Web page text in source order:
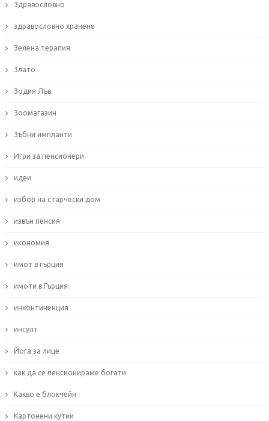
Здравословно
здравословно хранене
Зелена терапия
Злато
Зодия Лъв
Зоомагазин
Зъбни импланти
Игри за пенсионери
идеи
избор на старчески дом
извън пенсия
икономия
имот в гърция
имоти в Гърция
инконтиненция
инсулт
Йога за лице
как да се пенсионираме богати
Какво е блокчейн
Картонени кутии